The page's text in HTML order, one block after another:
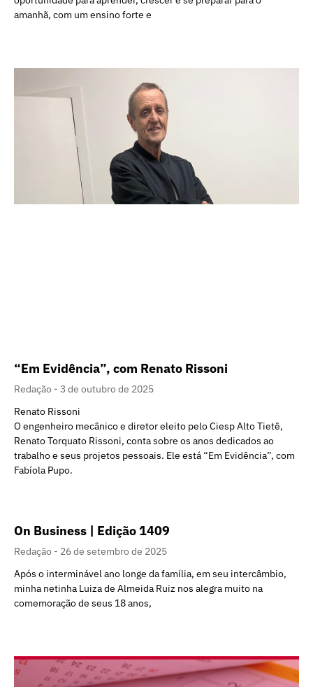
amanhã, com um ensino forte e
“Em Evidência”, com Renato Rissoni
Redação
3 de outubro de 2025
Renato Rissoni
O engenheiro mecânico e diretor eleito pelo Ciesp Alto Tietê,
Renato Torquato Rissoni, conta sobre os anos dedicados ao
trabalho e seus projetos pessoais. Ele está “Em Evidência”, com
Fabíola Pupo.
On Business | Edição 1409
Redação
26 de setembro de 2025
Após o interminável ano longe da família, em seu intercâmbio,
minha netinha Luiza de Almeida Ruiz nos alegra muito na
comemoração de seus 18 anos,